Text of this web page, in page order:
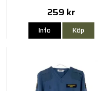
259 kr
Info Köp